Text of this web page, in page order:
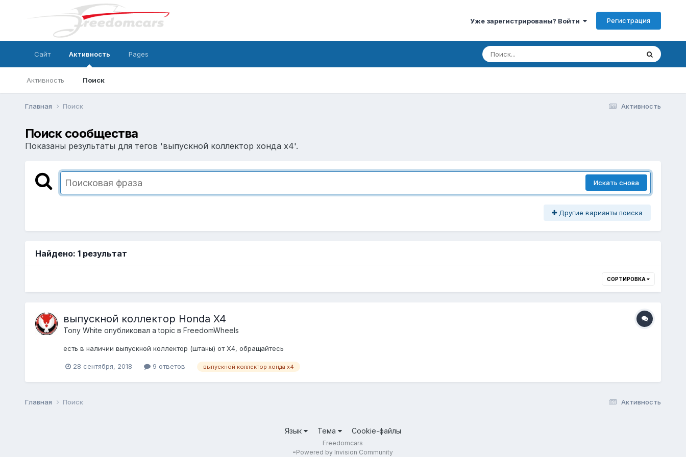
Уже зарегистрированы? Войти Регистрация
Сайт Активность
Активность Поиск
Pages
Активность
Главная Поиск
Поиск сообщества
Показаны результаты для тегов 'выпускной коллектор хонда х4'.
Искать снова
Другие варианты поиска
Найдено: 1 результат
СОРТИРОВКА
выпускной коллектор Honda X4
Tony White опубликовал a topic в FreedomWheels
есть в наличии выпускной коллектор (штаны) от Х4, обращайтесь
28 сентября, 2018 9 ответов выпускной коллектор хонда х4
Активность
Главная Поиск
Язык Тема Cookie-файлы
Freedomcars
=Powered by Invision Community